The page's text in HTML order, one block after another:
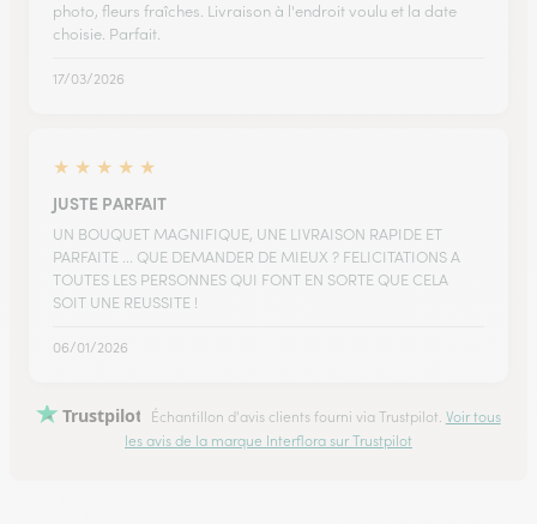
photo, fleurs fraîches. Livraison à l'endroit voulu et la date
choisie. Parfait.
17/03/2026
★ ★ ★ ★ ★
JUSTE PARFAIT
UN BOUQUET MAGNIFIQUE, UNE LIVRAISON RAPIDE ET
PARFAITE ... QUE DEMANDER DE MIEUX ? FELICITATIONS A
TOUTES LES PERSONNES QUI FONT EN SORTE QUE CELA
SOIT UNE REUSSITE !
06/01/2026
Trustpilot Échantillon d'avis clients fourni via Trustpilot. Voir tous
les avis de la marque Interflora sur Trustpilot